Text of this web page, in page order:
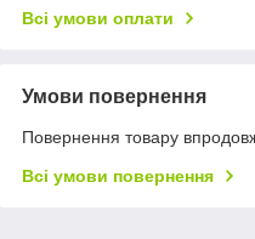
Всі умови оплати
Умови повернення
Повернення товару
Всі умови повернення